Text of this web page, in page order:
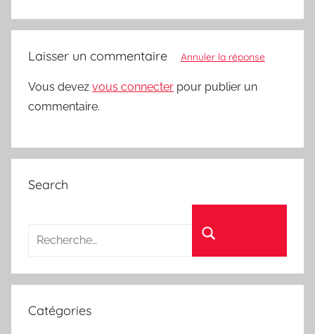
Laisser un commentaire Annuler la réponse
Vous devez vous connecter pour publier un
commentaire.
Search
Catégories